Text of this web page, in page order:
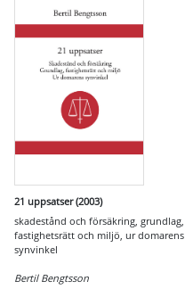
21 uppsatser (2003)
skadestånd och försäkring, grundlag,
fastighetsrätt och miljö, ur domarens
synvinkel
Bertil Bengtsson